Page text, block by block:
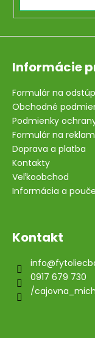
Informácie
Formulár na
Obchodné
Podmienky
Formulár na
Doprava a platba
Kontakty
Veľkoobchod
Informácia a
Kontakt
info@
0917 679 730
/